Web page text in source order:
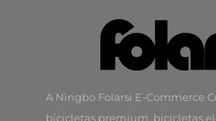
A Ningbo Folarsi E-Commerce
bicicletas premium, bicicletas